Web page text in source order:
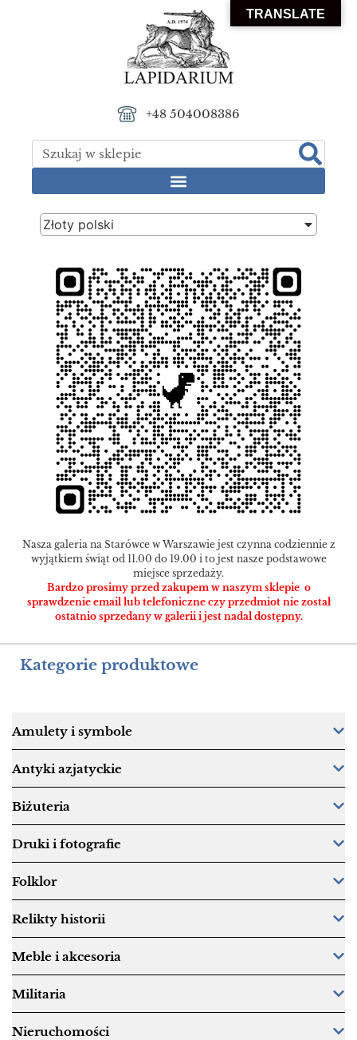
+48 504008386
Złoty polski
Nasza galeria na Starówce w Warszawie jest czynna codziennie z
wyjątkiem świąt od 11.00 do 19.00 i to jest nasze podstawowe
miejsce sprzedaży.
Bardzo prosimy przed zakupem w naszym sklepie o
sprawdzenie email lub telefoniczne czy przedmiot nie został
ostatnio sprzedany w galerii i jest nadal dostępny.
Kategorie produktowe
Amulety i symbole
Antyki azjatyckie
Biżuteria
Druki i fotografie
Folklor
Relikty historii
Meble i akcesoria
Militaria
Nieruchomości
TRANSLATE